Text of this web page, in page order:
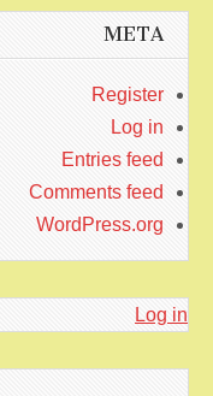
META
Register
Log in
Entries feed
Comments feed
WordPress.org
Log in